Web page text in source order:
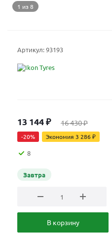
1 из 8
Артикул:93193
13 144₽ 16 430₽
-20% Экономия 3 286₽
8
Завтра
В корзину